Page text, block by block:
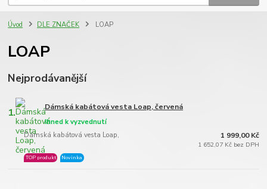
Úvod DLE ZNAČEK LOAP
LOAP
Nejprodávanější
1. Dámská kabátová vesta Loap, červená
Dámská kabátová vesta Loap,
Ihned k vyzvednutí
TOP produkt Novinka
1 999,00 Kč
1 652,07 Kč bez DPH